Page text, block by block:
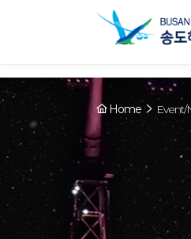
Array ( [0] => YY [1] =>
now. [4] => Y [5] => - [6] => -
Home